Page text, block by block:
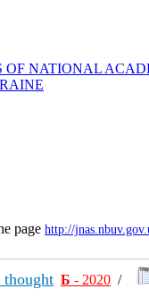
OF NATIONAL
page http://
thought Б - 2020 /